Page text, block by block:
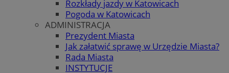
Rozkłady jazdy w Katowicach
Pogoda w Katowicach
ADMINISTRACJA
Prezydent Miasta
Jak załatwić sprawę w Urzędzie Miasta?
Rada Miasta
INSTYTUCJE